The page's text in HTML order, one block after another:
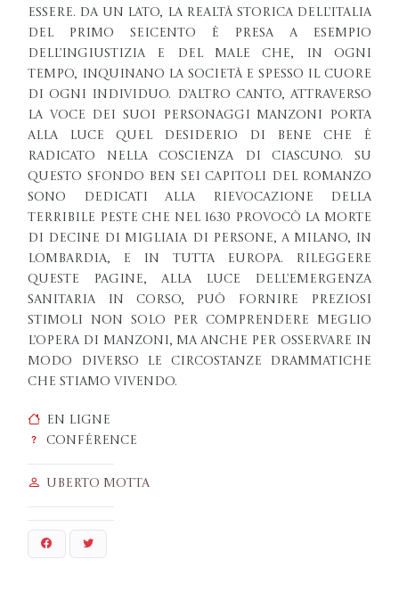
essere. Da un lato, la realtà storica dell’Italia
del primo Seicento è presa a esempio
dell’ingiustizia e del male che, in ogni
tempo, inquinano la società e spesso il cuore
di ogni individuo. D’altro canto, attraverso
la voce dei suoi personaggi Manzoni porta
alla luce quel desiderio di bene che è
radicato nella coscienza di ciascuno. Su
questo sfondo ben sei capitoli del romanzo
sono dedicati alla rievocazione della
terribile peste che nel 1630 provocò la morte
di decine di migliaia di persone, a Milano, in
Lombardia, e in tutta Europa. Rileggere
queste pagine, alla luce dell’emergenza
sanitaria in corso, può fornire preziosi
stimoli non solo per comprendere meglio
l’opera di Manzoni, ma anche per osservare in
modo diverso le circostanze drammatiche
che stiamo vivendo.
En ligne
Conférence
Uberto Motta